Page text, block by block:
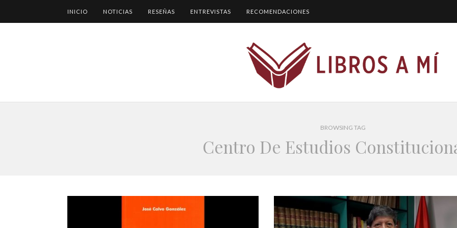
INICIO NOTICIAS RESEÑAS ENTREVISTAS RECOMENDACIONES
BROWSING TAG
Centro De Estudios